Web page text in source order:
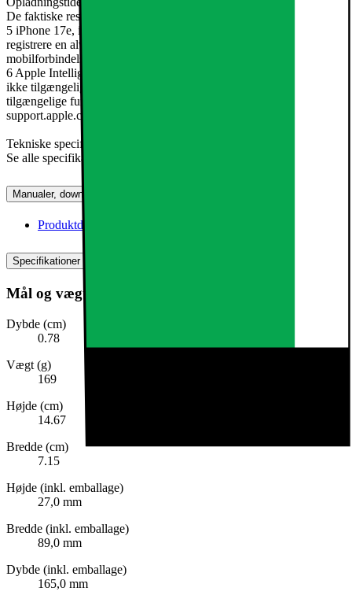
De faktiske resultater vil variere.
5 iPhone 17e, iPhone 17, iPhone 17 Pro og iPhone Air kan
registrere en alvorlig bilulykke og ringe efter hjælp. Kræver
mobilforbindelse eller Wi-Fi-opkald.
6 Apple Intelligence er tilgængelig i betaversion. Visse funktioner er
ikke tilgængelige på alle sprog eller i alle områder. Læs mere om
tilgængelige funktioner og sprog samt systemkrav på
support.apple.com/121115.
Tekniske specifikationer:
Se alle specifikationer på apple.com/dk/iphone/compare.
Manualer, downloads, garanti og support
Produktdatablad (engelsk)
Specifikationer
Mål og vægt
Dybde (cm)
0.78
Vægt (g)
169
Højde (cm)
14.67
Bredde (cm)
7.15
Højde (inkl. emballage)
27,0 mm
Bredde (inkl. emballage)
89,0 mm
Dybde (inkl. emballage)
165,0 mm